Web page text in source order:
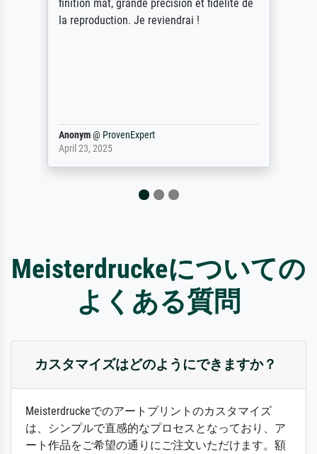
scrollen is echter onbegonnen werk (na
stoppen begint het weer van voor af aan).
philip@ProvenExpert
September 23, 2025
Meisterdruckeについての
よくある質問
カスタマイズはどのようにできますか？
Meisterdruckeでのアートプリントのカスタマイズ
は、シンプルで直感的なプロセスとなっており、ア
ート作品をご希望の通りにご注文いただけます。額